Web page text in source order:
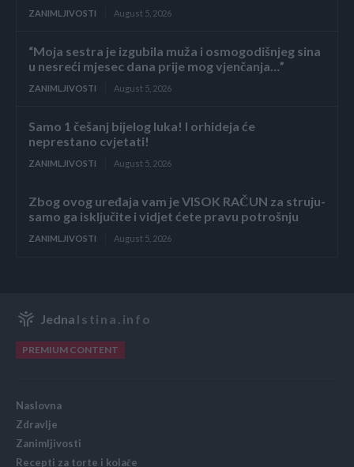
ZANIMLJIVOSTI August 5, 2026
“Moja sestra je izgubila muža i osmogodišnjeg sina
u nesreći mjesec dana prije mog vjenčanja…”
ZANIMLJIVOSTI August 5, 2026
Samo 1 češanj bijelog luka! I orhideja će
neprestano cvjetati!
ZANIMLJIVOSTI August 5, 2026
Zbog ovog uređaja vam je VISOK RAČUN za struju-
samo ga isključite i vidjet ćete pravu potrošnju
ZANIMLJIVOSTI August 5, 2026
Jedna Istina.info
PREMIUM CONTENT
Naslovna
Zdravlje
Zanimljivosti
Recepti za torte i kolače